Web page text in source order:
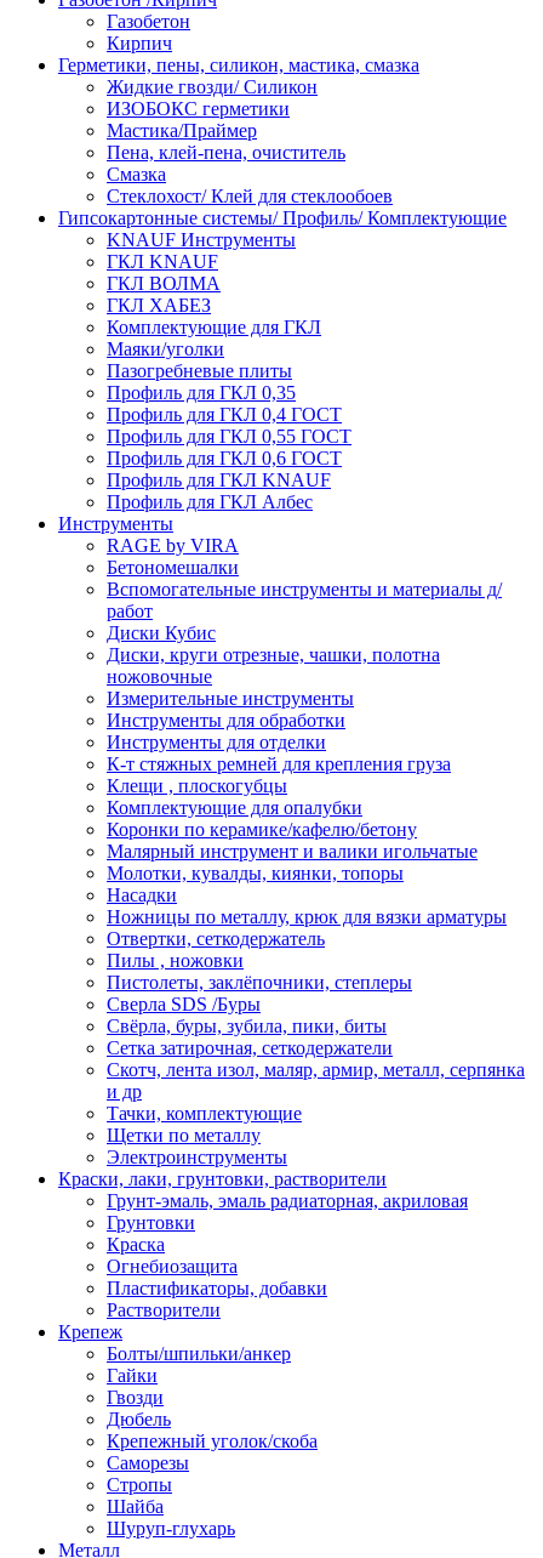
Газобетон
Кирпич
Герметики, пены, силикон, мастика, смазка
Жидкие гвозди/ Силикон
ИЗОБОКС герметики
Мастика/Праймер
Пена, клей-пена, очиститель
Смазка
Стеклохост/ Клей для стеклообоев
Гипсокартонные системы/ Профиль/ Комплектующие
KNAUF Инструменты
ГКЛ KNAUF
ГКЛ ВОЛМА
ГКЛ ХАБЕЗ
Комплектующие для ГКЛ
Маяки/уголки
Пазогребневые плиты
Профиль для ГКЛ 0,35
Профиль для ГКЛ 0,4 ГОСТ
Профиль для ГКЛ 0,55 ГОСТ
Профиль для ГКЛ 0,6 ГОСТ
Профиль для ГКЛ KNAUF
Профиль для ГКЛ Албес
Инструменты
RAGE by VIRA
Бетономешалки
Вспомогательные инструменты и материалы д/
работ
Диски Кубис
Диски, круги отрезные, чашки, полотна
ножовочные
Измерительные инструменты
Инструменты для обработки
Инструменты для отделки
К-т стяжных ремней для крепления груза
Клещи , плоскогубцы
Комплектующие для опалубки
Коронки по керамике/кафелю/бетону
Малярный инструмент и валики игольчатые
Молотки, кувалды, киянки, топоры
Насадки
Ножницы по металлу, крюк для вязки арматуры
Отвертки, сеткодержатель
Пилы , ножовки
Пистолеты, заклёпочники, степлеры
Сверла SDS /Буры
Свёрла, буры, зубила, пики, биты
Сетка затирочная, сеткодержатели
Скотч, лента изол, маляр, армир, металл, серпянка
и др
Тачки, комплектующие
Щетки по металлу
Электроинструменты
Краски, лаки, грунтовки, растворители
Грунт-эмаль, эмаль радиаторная, акриловая
Грунтовки
Краска
Огнебиозащита
Пластификаторы, добавки
Растворители
Крепеж
Болты/шпильки/анкер
Гайки
Гвозди
Дюбель
Крепежный уголок/скоба
Саморезы
Стропы
Шайба
Шуруп-глухарь
Металл